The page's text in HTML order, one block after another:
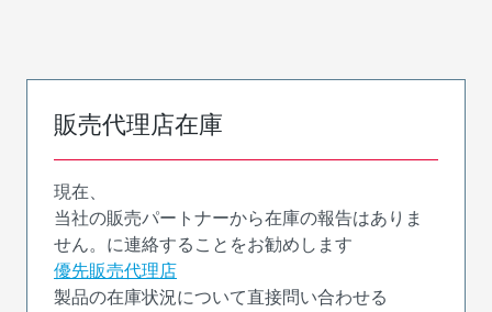
販売代理店在庫
現在、
当社の販売パートナーから在庫の報告はありま
せん。に連絡することをお勧めします
優先販売代理店
製品の在庫状況について直接問い合わせる